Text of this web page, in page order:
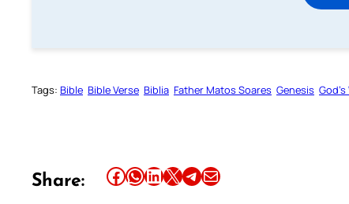
Tags: Bible Bible Verse Biblia Father Matos Soares Genesis
Share: Share this article on Facebook Share this article on WhatsApp Share this article on LinkedIn Share this article on X Share this article on TelegramEmail this Article